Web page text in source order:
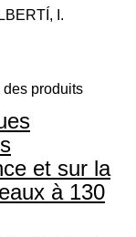
I.
produits
et sur la
à 130